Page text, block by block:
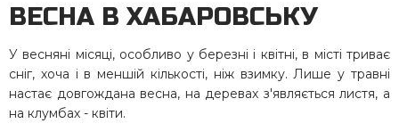
ВЕСНА В ХАБАРОВСЬКУ
У весняні місяці, особливо у березні і квітні, в місті триває
сніг, хоча і в меншій кількості, ніж взимку. Лише у травні
настає довгождана весна, на деревах з'являється листя, а
на клумбах - квіти.